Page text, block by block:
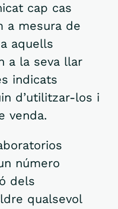
cap cas
a mesura de
aquells
a la seva llar
indicats
d’utilitzar-los i
venda.
número
dels
qualsevol